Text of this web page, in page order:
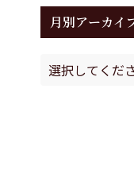
月別アーカイ